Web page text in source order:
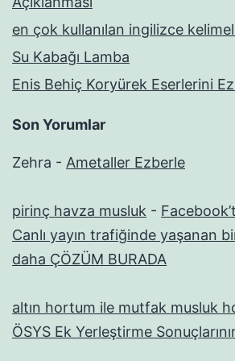
en çok kullanılan ingilizce
Su Kabağı Lamba
Enis Behiç Koryürek Eserlerini
Son Yorumlar
Zehra - Ametaller Ezberle
pirinç havza musluk -
Canlı yayın trafiğinde yaşanan
daha ÇÖZÜM BURADA
altın hortum ile mutfak musluk
ÖSYS Ek Yerleştirme